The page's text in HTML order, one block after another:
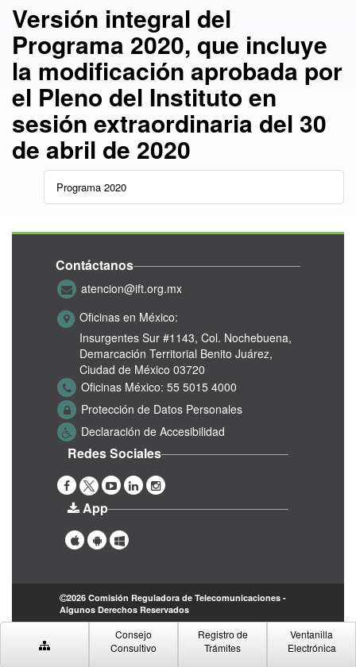
Consejo
Consultivo
Registro de
Trámites
Ventanilla
Electrónica
Versión integral del
Programa 2020, que incluye
la modificación aprobada por
el Pleno del Instituto en
sesión extraordinaria del 30
de abril de 2020
Programa 2020
Contáctanos
atencion@ift.org.mx
Oficinas en México:
Insurgentes Sur #1143, Col. Nochebuena,
Demarcación Territorial Benito Juárez,
Ciudad de México 03720
Oficinas México: 55 5015 4000
Protección de Datos Personales
Declaración de Accesibilidad
Redes Sociales
App
2026 Comisión Reguladora de Telecomunicaciones -
Algunos Derechos Reservados